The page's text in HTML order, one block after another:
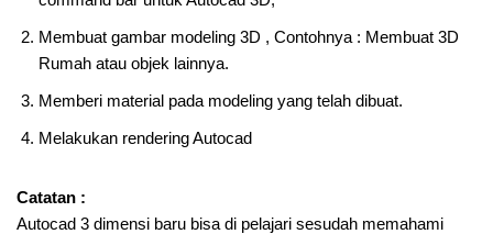
Membuat gambar modeling 3D , Contohnya : Membuat 3D
Rumah atau objek lainnya.
Memberi material pada modeling yang telah dibuat.
Melakukan rendering Autocad
Catatan :
Autocad 3 dimensi baru bisa di pelajari sesudah memahami